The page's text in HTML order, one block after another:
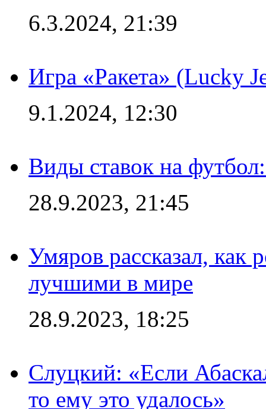
6.3.2024, 21:39
Игра «Ракета» (Lucky
9.1.2024, 12:30
Виды ставок на
28.9.2023, 21:45
Умяров рассказал, как
лучшими в мире
28.9.2023, 18:25
Слуцкий: «Если
то ему это удалось»